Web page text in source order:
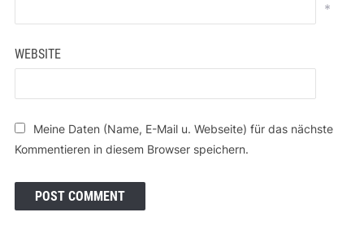
*
WEBSITE
Meine Daten (Name, E-Mail u. Webseite) für das nächste
Kommentieren in diesem Browser speichern.